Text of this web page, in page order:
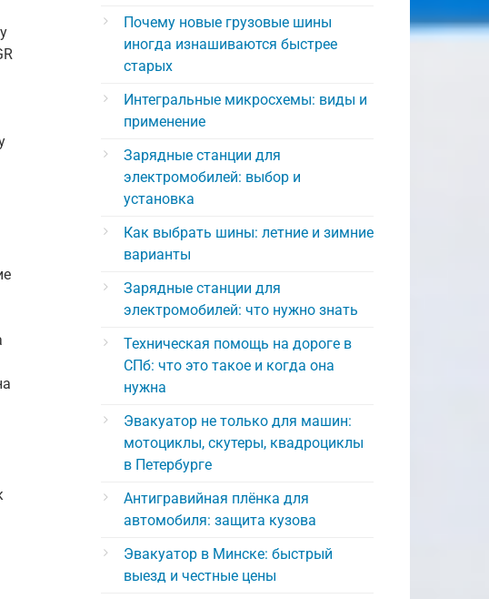
Почему новые грузовые шины
иногда изнашиваются быстрее
старых
Интегральные микросхемы: виды и
применение
Зарядные станции для
электромобилей: выбор и
установка
Как выбрать шины: летние и зимние
варианты
Зарядные станции для
электромобилей: что нужно знать
Техническая помощь на дороге в
СПб: что это такое и когда она
нужна
Эвакуатор не только для машин:
мотоциклы, скутеры, квадроциклы
в Петербурге
Антигравийная плёнка для
автомобиля: защита кузова
Эвакуатор в Минске: быстрый
выезд и честные цены